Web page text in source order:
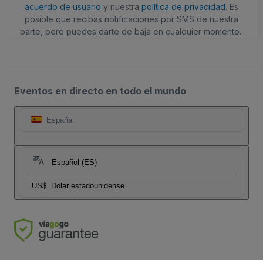
acuerdo de usuario y nuestra política de privacidad. Es
posible que recibas notificaciones por SMS de nuestra
parte, pero puedes darte de baja en cualquier momento.
Eventos en directo en todo el mundo
España
Español (ES)
US$ Dolar estadounidense